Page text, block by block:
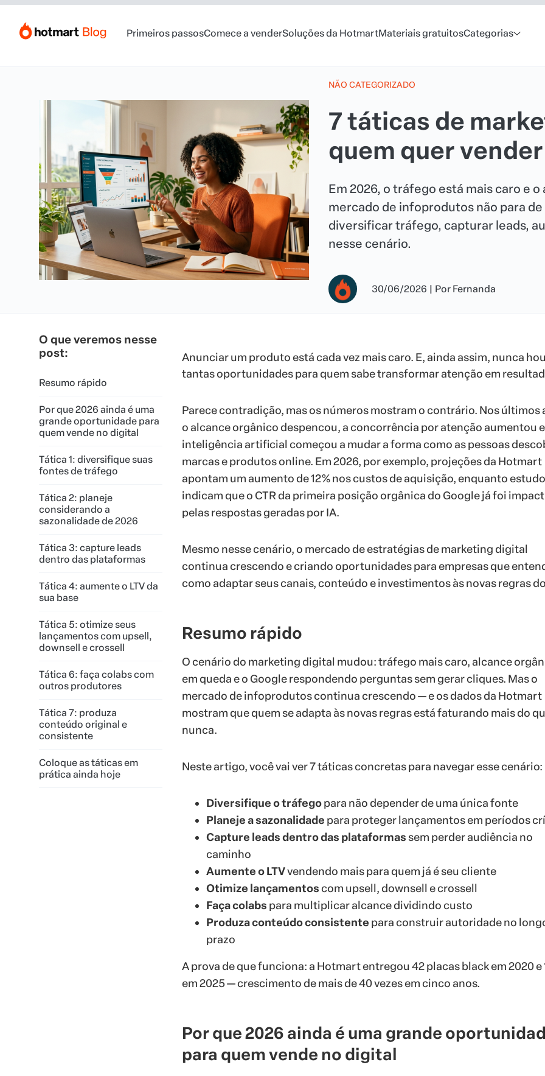
Primeiros passosComece a venderSoluções da HotmartMateriais gratuitosCategorias
NÃO CATEGORIZADO
7 táticas de
quem quer
Em 2026, o tráfego está mais caro e
mercado de infoprodutos não para
diversificar tráfego, capturar leads,
nesse cenário.
30/06/2026 | Por Fernanda
O que veremos nesse
post:
Resumo rápido
Por que 2026 ainda é uma
grande oportunidade para
quem vende no digital
Tática 1: diversifique suas
fontes de tráfego
Tática 2: planeje
considerando a
sazonalidade de 2026
Tática 3: capture leads
dentro das plataformas
Tática 4: aumente o LTV da
sua base
Tática 5: otimize seus
lançamentos com upsell,
downsell e crossell
Tática 6: faça colabs com
outros produtores
Tática 7: produza
conteúdo original e
consistente
Coloque as táticas em
prática ainda hoje
Anunciar um produto está cada vez mais caro. E, ainda assim, nunca
tantas oportunidades para quem sabe transformar atenção em
Parece contradição, mas os números mostram o contrário. Nos últimos
o alcance orgânico despencou, a concorrência por atenção aumentou
inteligência artificial começou a mudar a forma como as pessoas
marcas e produtos online. Em 2026, por exemplo, projeções da Hotmart
apontam um aumento de 12% nos custos de aquisição, enquanto
indicam que o CTR da primeira posição orgânica do Google já foi
pelas respostas geradas por IA.
Mesmo nesse cenário, o mercado de estratégias de marketing digital
continua crescendo e criando oportunidades para empresas que
como adaptar seus canais, conteúdo e investimentos às novas regras
Resumo rápido
O cenário do marketing digital mudou: tráfego mais caro, alcance
em queda e o Google respondendo perguntas sem gerar cliques. Mas o
mercado de infoprodutos continua crescendo — e os dados da Hotmart
mostram que quem se adapta às novas regras está faturando mais do
nunca.
Neste artigo, você vai ver 7 táticas concretas para navegar esse cenário:
Diversifique o tráfegopara não depender de uma única fonte
Planeje a sazonalidade para proteger lançamentos em períodos
Capture leads dentro das plataformas sem perder audiência no
caminho
Aumente o LTVvendendo mais para quem já é seu cliente
Otimize lançamentoscom upsell, downsell e crossell
Faça colabs para multiplicar alcance dividindo custo
Produza conteúdo consistente para construir autoridade no
prazo
A prova de que funciona: a Hotmart entregou 42 placas black em 2020 e
em 2025 — crescimento de mais de 40 vezes em cinco anos.
Por que 2026 ainda é uma grande
para quem vende no digital